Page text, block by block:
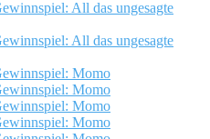
All das ungesagte
All das ungesagte
Momo
Momo
Momo
Momo